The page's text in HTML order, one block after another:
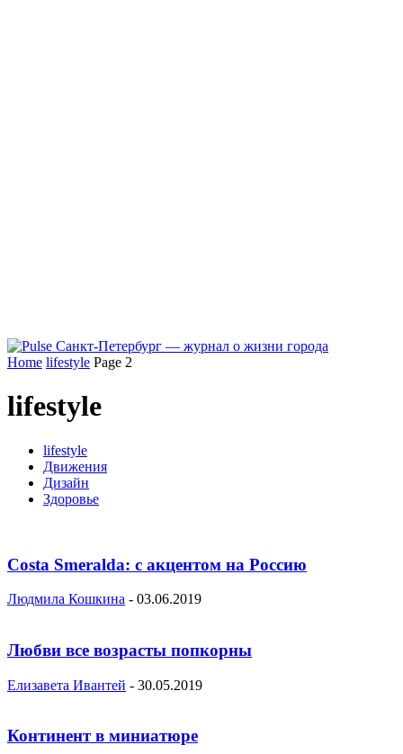
Home lifestyle Page 2
lifestyle
lifestyle
Движения
Дизайн
Здоровье
Costa Smeralda: с акцентом на Россию
Людмила Кошкина - 03.06.2019
Любви все возрасты попкорны
Елизавета Ивантей - 30.05.2019
Континент в миниатюре